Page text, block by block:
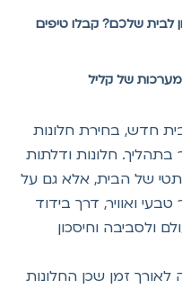
לבית שלכם? קבלו טיפים
של קליל
חדש, בחירת חלונות
חלונות ודלתות
של הבית, אלא גם על
ואוויר, דרך בידוד
וחיסכון
זמן שכן החלונות